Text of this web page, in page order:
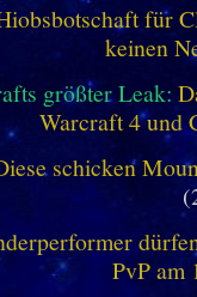
für
keinen
größter Leak:
Warcraft 4 und
schicken
PvP am